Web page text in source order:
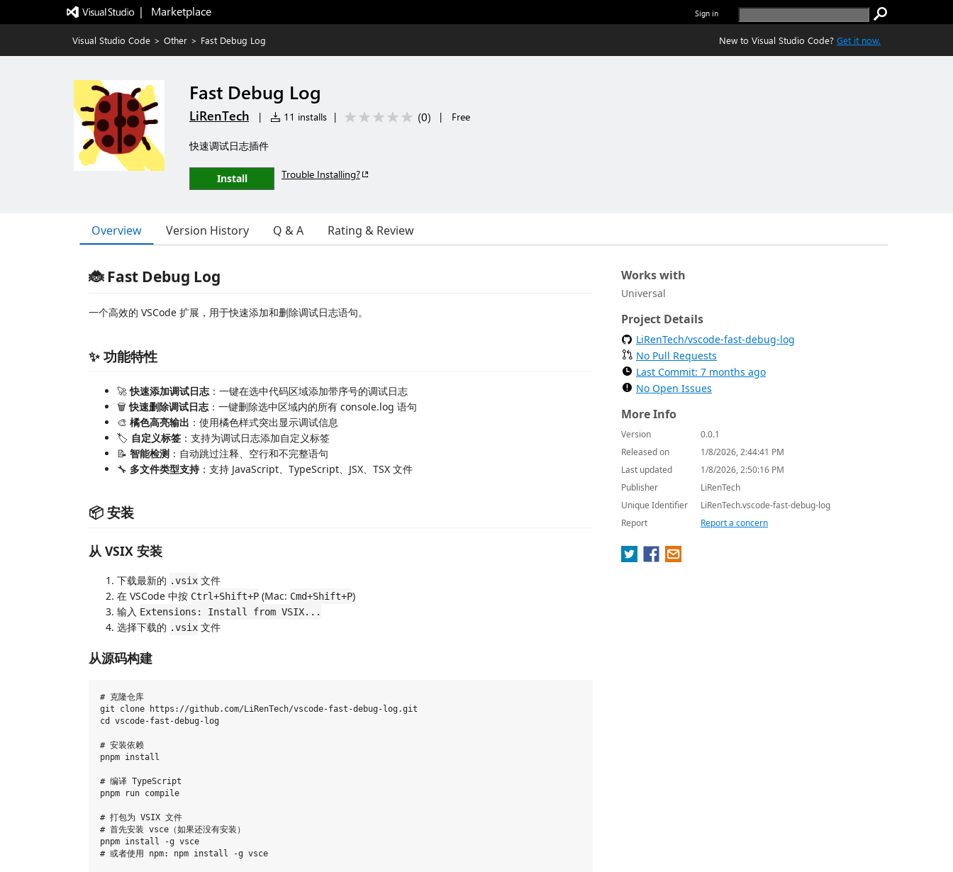
|   Marketplace Sign in
Visual Studio Code > Other > Fast Debug Log New to Visual Studio Code? Get it now.
Fast Debug Log
LiRenTech | 11 installs | (0) | Free
快速调试日志插件
Install Trouble Installing?
Overview Version History Q & A Rating & Review
🐞 Fast Debug Log
一个高效的 VSCode 扩展，用于快速添加和删除调试日志语句。
✨ 功能特性
🚀快速添加调试日志 ：一键在选中代码区域添加带序号的调试日志
🗑️快速删除调试日志 ：一键删除选中区域内的所有 console.log 语句
🎨 橘色高亮输出 ：使用橘色样式突出显示调试信息
🏷️ 自定义标签 ：支持为调试日志添加自定义标签
📝 智能检测 ：自动跳过注释、空行和不完整语句
🔧 多文件类型支持：支持 JavaScript、TypeScript、JSX、TSX 文件
📦 安装
从 VSIX 安装
下载最新的 .vsix 文件
在 VSCode 中按 Ctrl+Shift+P (Mac: Cmd+Shift+P)
输入 Extensions: Install from VSIX...
选择下载的 .vsix 文件
从源码构建
# 克隆仓库
git clone https://github.com/LiRenTech/vscode-fast-debug-log.git
cd vscode-fast-debug-log
# 安装依赖
pnpm install
# 编译 TypeScript
pnpm run compile
# 打包为 VSIX 文件
# 首先安装 vsce（如果还没有安装）
pnpm install -g vsce
# 或者使用 npm: npm install -g vsce
Works with
Universal
Project Details
LiRenTech/vscode-fast-debug-log
No Pull Requests
Last Commit: 7 months ago
No Open Issues
More Info
Version
0.0.1
Released on
1/8/2026, 2:44:41 PM
Last updated
1/8/2026, 2:50:16 PM
Publisher
LiRenTech
Unique Identifier
LiRenTech.vscode-fast-debug-log
Report
Report a concern